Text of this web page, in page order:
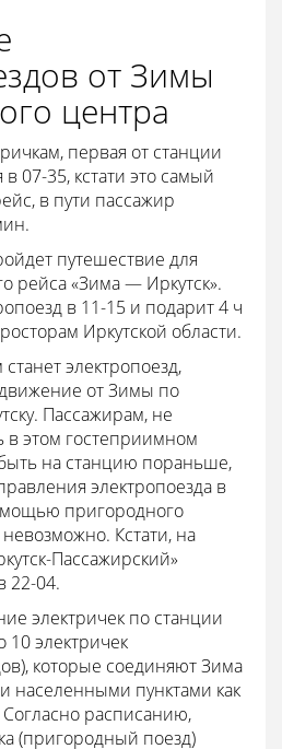
от Зимы
центра
первая от станции
07-35, кстати это самый
в пути пассажир
путешествие для
рейса «Зима — Иркутск».
в 11-15 и подарит 4 ч
Иркутской области.
электропоезд,
от Зимы по
Пассажирам, не
этом гостеприимном
на станцию пораньше,
электропоезда в
пригородного
Кстати, на
Пассажирский»
22-04.
электричек по станции
10 электричек
которые соединяют Зима
населенными пунктами как
Согласно расписанию,
(пригородный поезд)